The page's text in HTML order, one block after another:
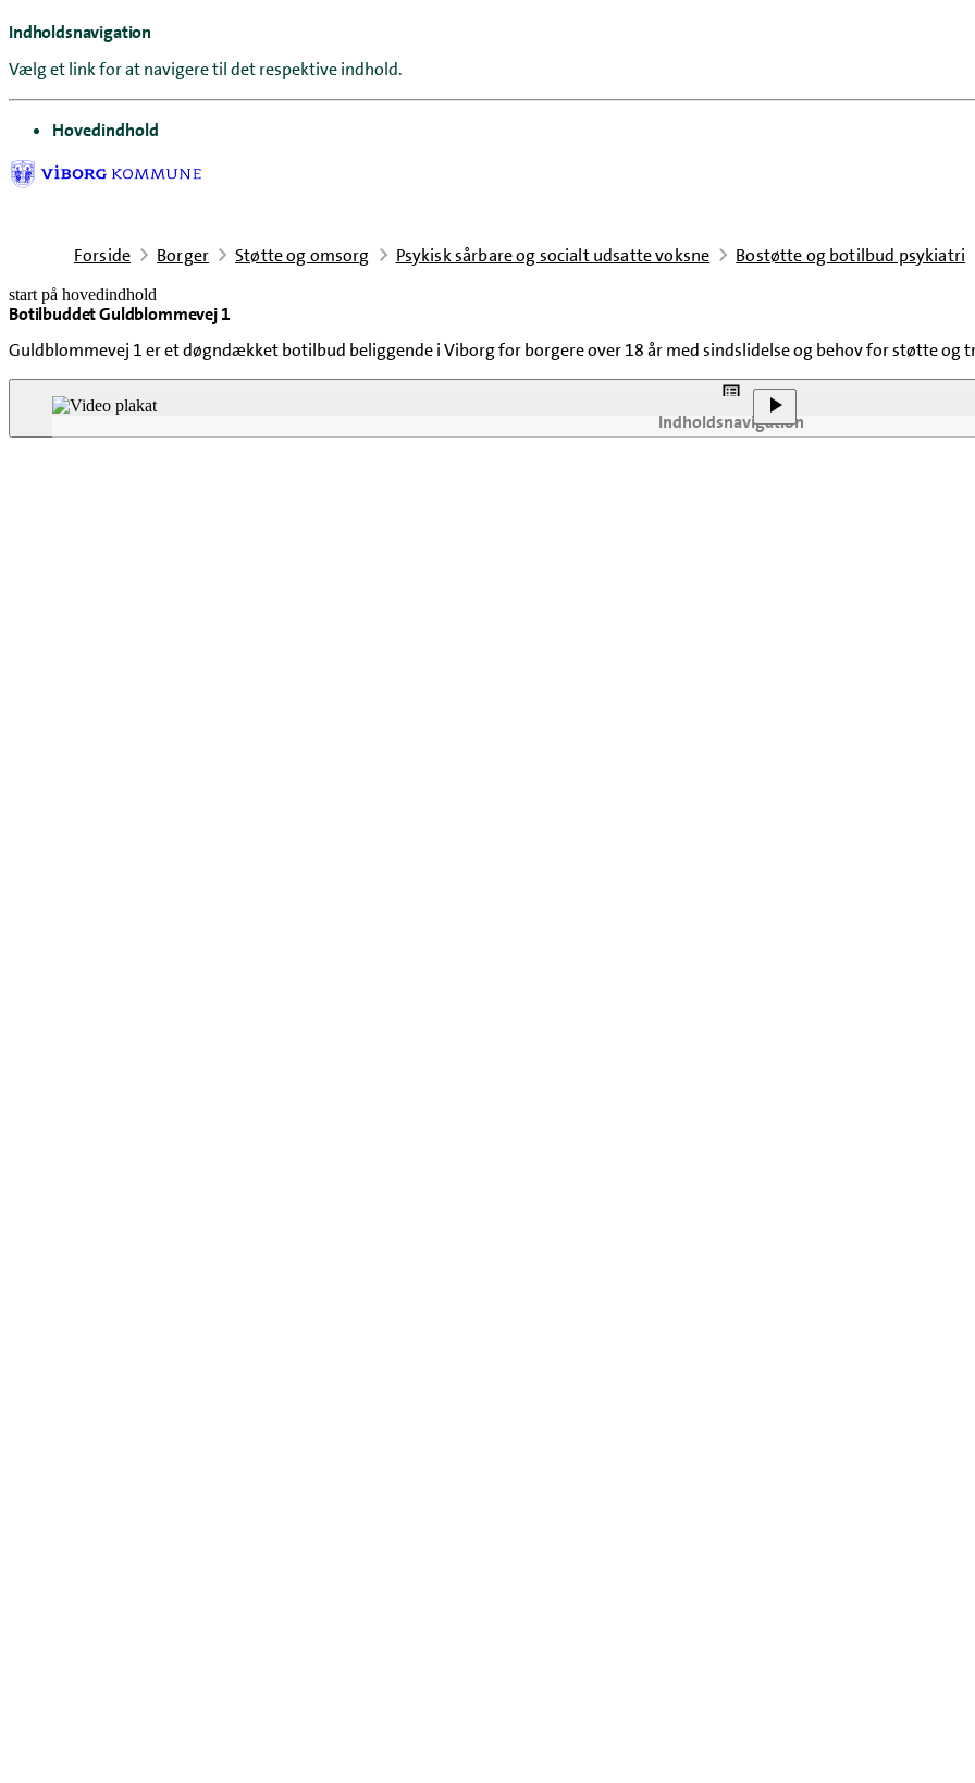
Indholdsnavigation
Vælg et link for at navigere til det respektive indhold.
gå til
Hovedindhold
Forside Borger Støtte og omsorg Psykisk sårbare og socialt udsatte voksne Bostøtte og botilbud psykiatri
start på hovedindhold
Botilbuddet Guldblommevej 1
Guldblommevej 1 er et døgndækket botilbud beliggende i Viborg for borgere over 18 år med sindslidelse og behov for støtte og
senest opdateret 1. juli 2026
Indholdsnavigation